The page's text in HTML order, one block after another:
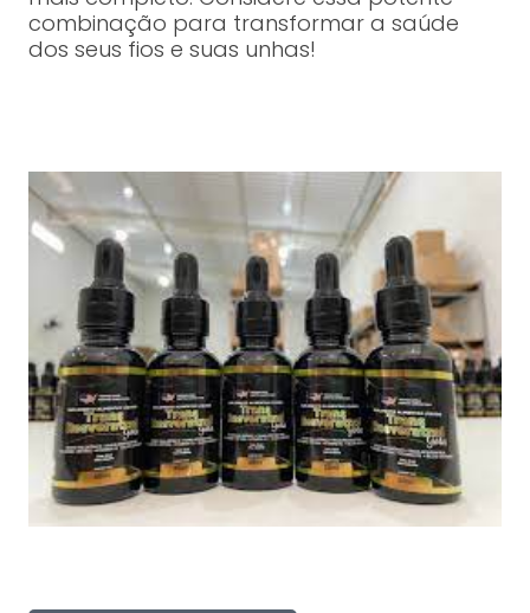
combinação para transformar a saúde
dos seus fios e suas unhas!